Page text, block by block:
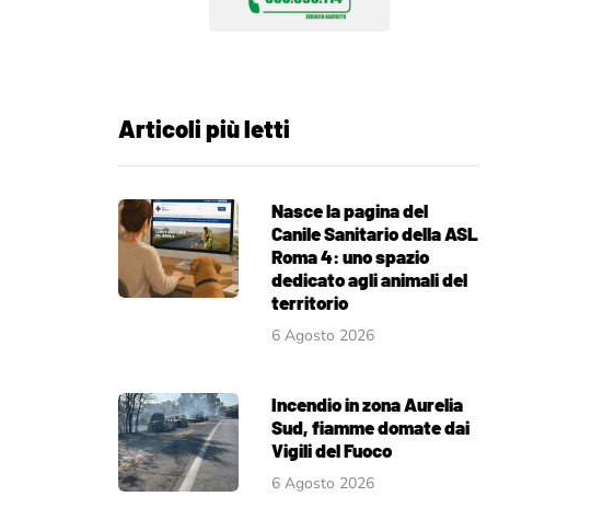
Articoli più letti
Nasce la pagina del
Canile Sanitario della ASL
Roma 4: uno spazio
dedicato agli animali del
territorio
6 Agosto 2026
Incendio in zona Aurelia
Sud, fiamme domate dai
Vigili del Fuoco
6 Agosto 2026